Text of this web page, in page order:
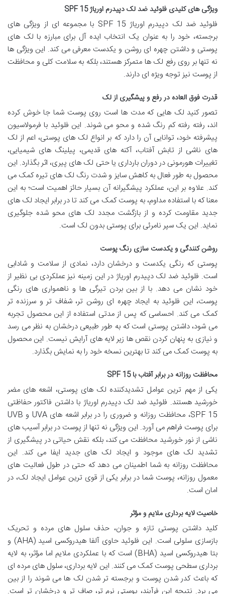
ویژگی های کلیدی فلوئید ضد لک دپیدرم اوریاژ SPF 15
فلوئید ضد لک دپیدرم اوریاژ SPF 15 با مجموعه ای از ویژگی های
برجسته، خود را به عنوان یک انتخاب ایده آل برای مبارزه با لک های
پوستی و داشتن چهره ای روشن و یکدست معرفی می کند. این ویژگی ها
نه تنها بر روی رفع لک ها متمرکز هستند، بلکه به سلامت کلی و محافظت
از پوست نیز توجه ویژه ای دارند.
قدرت فوق العاده در رفع و پیشگیری از لک
تصور کنید لک هایی که مدت ها است روی پوست شما جا خوش کرده
اند، رفته رفته کم رنگ شده و محو می شوند. این فلوئید با فرمولاسیون
پیشرفته خود، توانایی آن را دارد که بر انواع لک های پوستی، اعم از لک
های ناشی از تابش آفتاب، آکنه های قدیمی، پیلینگ های شیمیایی،
تغییرات هورمونی در دوران بارداری یا حتی لک های پیری، اثر بگذارد. این
محصول به طور فعال به کاهش سایز و شدت رنگ لک های تیره کمک می
کند. علاوه بر این، عملکرد پیشگیرانه آن بسیار حائز اهمیت است؛ به این
معنا که با استفاده مداوم، به پوست کمک می کند تا در برابر ایجاد لک های
جدید مقاومت کرده و از بازگشت مجدد لک های محو شده جلوگیری
نماید. این یک سپر نامرئی برای پوستی بدون لک است.
روشن کنندگی و یکدست سازی رنگ پوست
پوستی که رنگی یکدست و درخشان دارد، نمادی از سلامت و شادابی
است. فلوئید ضد لک دپیدرم اوریاژ در این زمینه نیز عملکردی بی نظیر از
خود نشان می دهد. با از بین بردن تیرگی ها و ناهمواری های رنگی
پوست، این فلوئید به ایجاد چهره ای روشن تر، شفاف تر و سرزنده تر
کمک می کند. احساسی که پس از مدتی استفاده از این محصول تجربه
می شود، داشتن پوستی است که به طور طبیعی درخشان به نظر می رسد
و نیازی به پنهان کردن نقص ها زیر لایه های آرایش نیست. این محصول
به پوست کمک می کند تا بهترین نسخه خود را به نمایش بگذارد.
محافظت روزانه در برابر آفتاب با SPF 15
یکی از مهم ترین عوامل تشدیدکننده لک های پوستی، اشعه های مضر
خورشید هستند. فلوئید ضد لک دپیدرم اوریاژ با داشتن فاکتور حفاظتی
SPF 15، محافظت روزانه و ضروری را در برابر اشعه های UVA و UVB
برای پوست فراهم می آورد. این ویژگی نه تنها از پوست در برابر آسیب های
ناشی از نور خورشید محافظت می کند، بلکه نقش حیاتی در پیشگیری از
تشدید لک های موجود و ایجاد لک های جدید ایفا می کند. این
محافظت روزانه به شما اطمینان می دهد که حتی در طول فعالیت های
معمول روزانه، پوست شما در برابر یکی از قوی ترین عوامل ایجاد لک، در
امان است.
خاصیت لایه برداری ملایم و مؤثر
کلید داشتن پوستی تازه و جوان، حذف سلول های مرده و تحریک
بازسازی سلولی است. این فلوئید حاوی آلفا هیدروکسی اسید (AHA) و
بتا هیدروکسی اسید (BHA) است که با عملکردی ملایم اما مؤثر، به لایه
برداری سطحی پوست کمک می کنند. این لایه برداری، سلول های مرده ای
که باعث کدر شدن پوست و برجسته تر شدن لک ها می شوند را از بین
می برد. نتیجه این فرآیند، پوستی نرم تر، صاف تر و درخشان تر است.